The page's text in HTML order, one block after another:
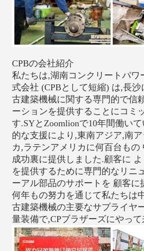
CPBの会社紹介
私たちは,湖南コンクリートパワ
式会社 (CPBとして短縮) は,長沙
古建築機械に関する専門的で信
ーションを提供することにコミ
す.SYとZoomlionで10年間働い
的な支援により,東南アジア,南
カ,ラテンアメリカに何百台もの
成功裏に提供しました.顧客に
を提供するために専門的なリニ
ーアル部品のサポートを 顧客に
何年もの努力を通じて私たちは
古建築機械の主要なサプライヤ
量装備で,CPブラザーズにやって